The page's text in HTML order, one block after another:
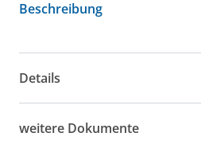
Beschreibung
Details
weitere Dokumente